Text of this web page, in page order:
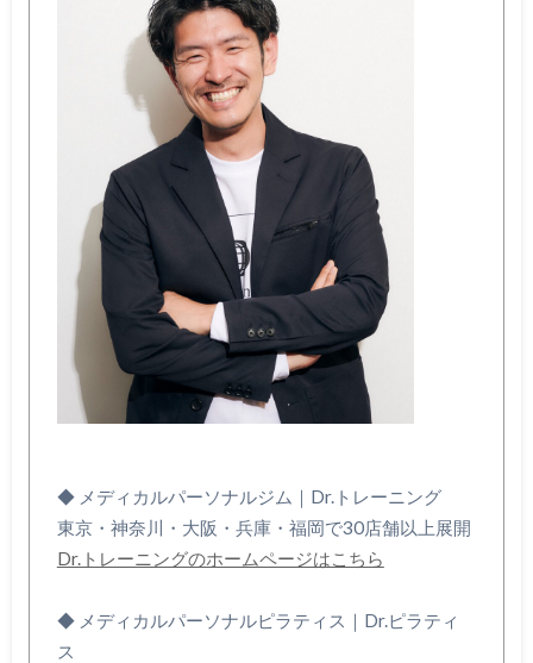
◆ メディカルパーソナルジム｜Dr.トレーニング
東京・神奈川・大阪・兵庫・福岡で30店舗以上展開
Dr.トレーニングのホームページはこちら
◆ メディカルパーソナルピラティス｜Dr.ピラティ
ス